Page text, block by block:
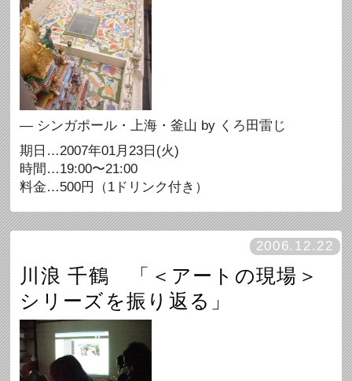
— シンガポール・上海・釜山 by くろ田雷じ
期日…2007年01月23日(火)
時間…19:00〜21:00
料金…500円（1ドリンク付き）
2006.12.22
川浪 千鶴 「＜アートの現場＞
シリーズを振り返る」